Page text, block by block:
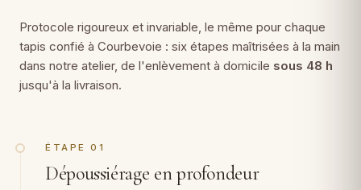
Protocole rigoureux et invariable, le même pour chaque
tapis confié à Courbevoie : six étapes maîtrisées à la main
dans notre atelier, de l'enlèvement à domicile sous 48 h
jusqu'à la livraison.
ÉTAPE 01
Dépoussiérage en profondeur